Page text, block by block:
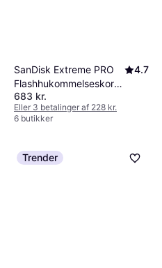
SanDisk Extreme PRO
Flashhukommelseskort
256 GB
4.7
683 kr.
Eller 3 betalinger af 228 kr.
6 butikker
Trender